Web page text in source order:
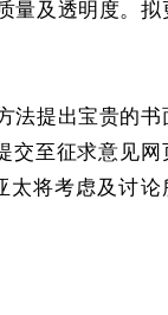
量及透明度。拟
法提出宝贵的书
交至征求意见网
太将考虑及讨论